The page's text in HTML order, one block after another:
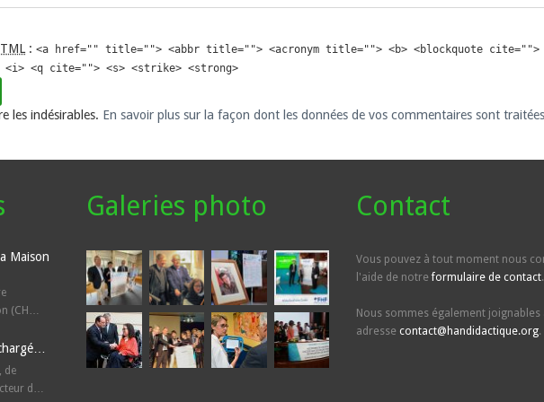
: <a href="" title=""> <abbr title=""> <acronym title=""> <b> <blockquote cite="">
<i> <q cite=""> <s> <strike> <strong>
les indésirables. En savoir plus sur la façon dont les données de vos commentaires sont traitées
Maison
(CH…
de
d…
Galeries photo Contact
Vous pouvez à tout moment nous
l'aide de notreformulaire de contact.
Nous sommes également joignables
adresse contact@handidactique.org.